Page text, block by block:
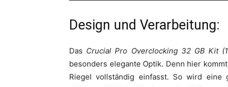
Design und Verarbeitung:
Das Crucial Pro Overclocking 32 GB Kit
besonders elegante Optik. Denn hier
Riegel vollständig einfasst. So wird eine